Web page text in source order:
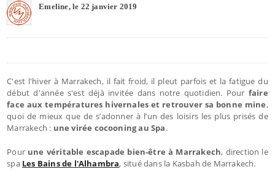
Emeline, le 22 janvier 2019
C'est l'hiver à Marrakech, il fait froid, il pleut parfois et la fatigue du
début d'année s'est déjà invitée dans notre quotidien. Pour faire
face aux températures hivernales et retrouver sa bonne mine,
quoi de mieux que de s’adonner à l’un des loisirs les plus prisés de
Marrakech : une virée cocooning au Spa.
Pour une véritable escapade bien-être à Marrakech, direction le
spa Les Bains de l'Alhambra, situé dans la Kasbah de Marrakech.